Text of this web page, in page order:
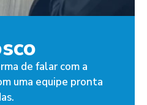
de falar com a
uma equipe pronta